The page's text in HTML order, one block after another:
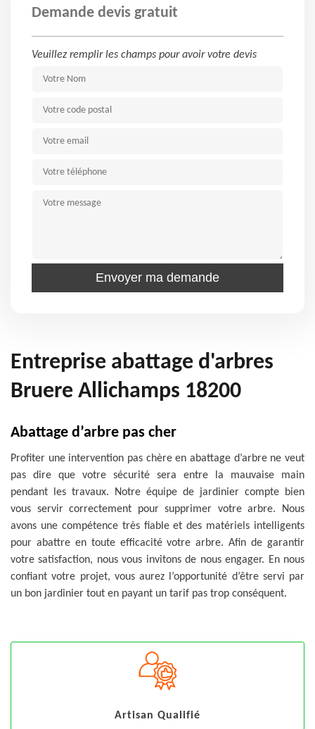
Demande devis gratuit
Veuillez remplir les champs pour avoir votre devis
Entreprise abattage d'arbres
Bruere Allichamps 18200
Abattage d’arbre pas cher
Profiter une intervention pas chère en abattage d’arbre ne veut
pas dire que votre sécurité sera entre la mauvaise main
pendant les travaux. Notre équipe de jardinier compte bien
vous servir correctement pour supprimer votre arbre. Nous
avons une compétence très fiable et des matériels intelligents
pour abattre en toute efficacité votre arbre. Afin de garantir
votre satisfaction, nous vous invitons de nous engager. En nous
confiant votre projet, vous aurez l’opportunité d’être servi par
un bon jardinier tout en payant un tarif pas trop conséquent.
Artisan Qualifié